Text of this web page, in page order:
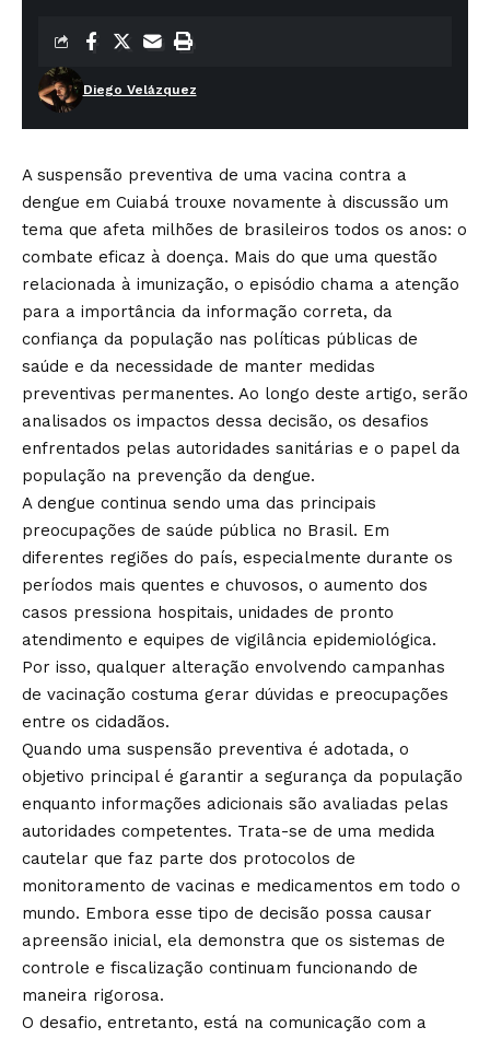
Diego Velázquez
A suspensão preventiva de uma vacina contra a
dengue em Cuiabá trouxe novamente à discussão um
tema que afeta milhões de brasileiros todos os anos: o
combate eficaz à doença. Mais do que uma questão
relacionada à imunização, o episódio chama a atenção
para a importância da informação correta, da
confiança da população nas políticas públicas de
saúde e da necessidade de manter medidas
preventivas permanentes. Ao longo deste artigo, serão
analisados os impactos dessa decisão, os desafios
enfrentados pelas autoridades sanitárias e o papel da
população na prevenção da dengue.
A dengue continua sendo uma das principais
preocupações de saúde pública no Brasil. Em
diferentes regiões do país, especialmente durante os
períodos mais quentes e chuvosos, o aumento dos
casos pressiona hospitais, unidades de pronto
atendimento e equipes de vigilância epidemiológica.
Por isso, qualquer alteração envolvendo campanhas
de vacinação costuma gerar dúvidas e preocupações
entre os cidadãos.
Quando uma suspensão preventiva é adotada, o
objetivo principal é garantir a segurança da população
enquanto informações adicionais são avaliadas pelas
autoridades competentes. Trata-se de uma medida
cautelar que faz parte dos protocolos de
monitoramento de vacinas e medicamentos em todo o
mundo. Embora esse tipo de decisão possa causar
apreensão inicial, ela demonstra que os sistemas de
controle e fiscalização continuam funcionando de
maneira rigorosa.
O desafio, entretanto, está na comunicação com a